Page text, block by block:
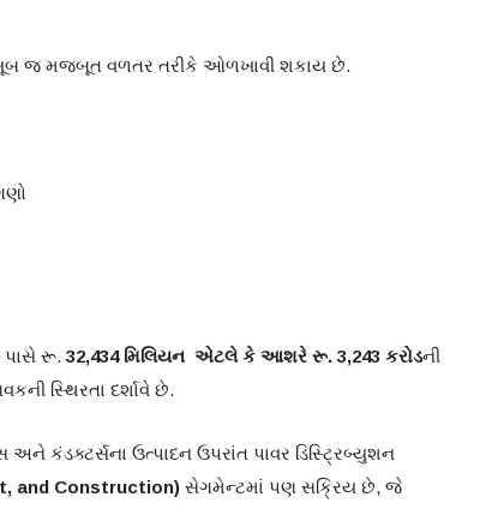
જ મજબૂત વળતર તરીકે ઓળખાવી શકાય છે.
પાસે રૂ. 32,434 મિલિયન એટલે કે આશરે રૂ. 3,243 કરોડની
સ્થિરતા દર્શાવે છે.
અને કંડક્ટર્સના ઉત્પાદન ઉપરાંત પાવર ડિસ્ટ્રિબ્યુશન
and Construction) સેગમેન્ટમાં પણ સક્રિય છે, જે